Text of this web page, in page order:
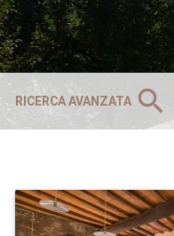
RICERCA AVANZATA search